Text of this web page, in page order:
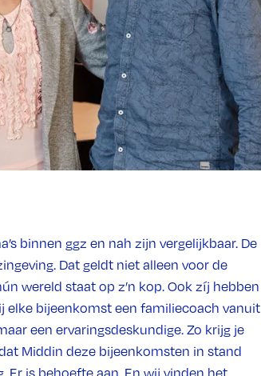
binnen ggz en nah zijn vergelijkbaar. De
Dat geldt niet alleen voor de
wereld staat op z’n kop. Ook zíj hebben
elke bijeenkomst een familiecoach vanuit
een ervaringsdeskundige. Zo krijg je
Middin deze bijeenkomsten in stand